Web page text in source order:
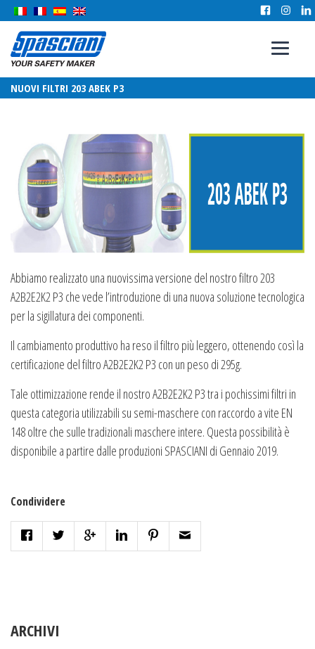
NUOVI FILTRI 203 ABEK P3
Abbiamo realizzato una nuovissima versione del nostro filtro 203
A2B2E2K2 P3 che vede l’introduzione di una nuova soluzione tecnologica
per la sigillatura dei componenti.
Il cambiamento produttivo ha reso il filtro più leggero, ottenendo così la
certificazione del filtro A2B2E2K2 P3 con un peso di 295g.
Tale ottimizzazione rende il nostro A2B2E2K2 P3 tra i pochissimi filtri in
questa categoria utilizzabili su semi-maschere con raccordo a vite EN
148 oltre che sulle tradizionali maschere intere. Questa possibilità è
disponibile a partire dalle produzioni SPASCIANI di Gennaio 2019.
Condividere
ARCHIVI